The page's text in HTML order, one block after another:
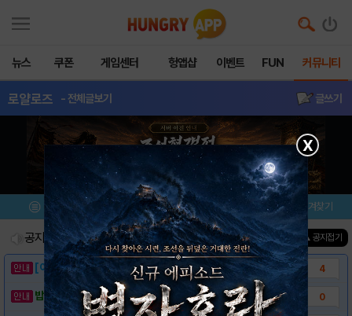
뉴스 쿠폰 게임센터 헝앱샵 이벤트 FUN 커뮤니티
로얄로즈 - 전체글보기 글쓰기
메뉴 이벤트/미션 설치/평가 즐겨찾기
공지사항 진행중인 이벤트0 건 ▲ 공지접기
[이벤트] 웃음으로 매일매일 해피! 유머 게시.. 4
밥알이의 헝앱통신 ⑲ “밥알이, 드디어 멀티를.. 0
X